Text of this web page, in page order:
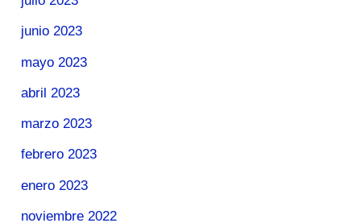
junio 2023
mayo 2023
abril 2023
marzo 2023
febrero 2023
enero 2023
noviembre 2022